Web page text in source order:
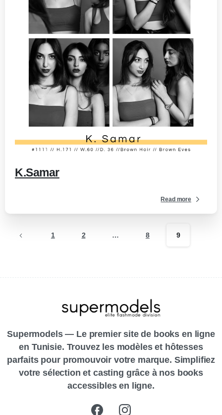
K.Samar
Read more
1 2 … 8 9
Supermodels — Le premier site de books en ligne
en Tunisie. Trouvez les modèles et hôtesses
parfaits pour promouvoir votre marque. Simplifiez
votre sélection et casting grâce à nos books
accessibles en ligne.